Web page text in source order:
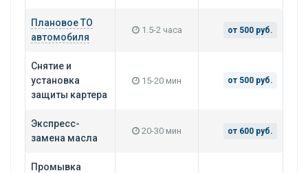
Плановое ТО
автомобиля
1.5-2 часа от 500 руб.
Снятие и
установка
защиты картера
15-20 мин от 500 руб.
Экспресс-
замена масла
20-30 мин от 600 руб.
Промывка